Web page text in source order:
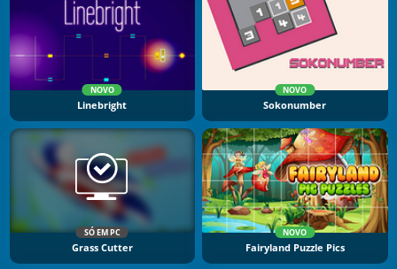
NOVO
Linebright
NOVO
Sokonumber
SÓ EM PC
Grass Cutter
NOVO
Fairyland Puzzle Pics